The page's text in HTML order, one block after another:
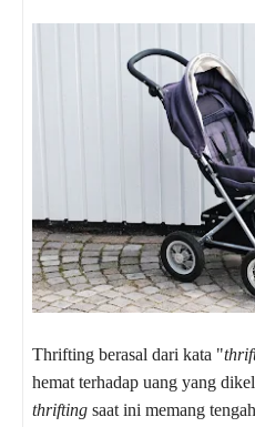
Thrifting berasal dari kata "
hemat terhadap uang yang
thrifting saat ini memang